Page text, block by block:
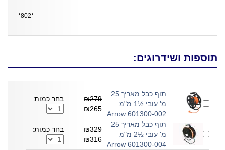
*802*
תוספות ושידרוגים:
תוף כבל מאריך 25
מ' עובי ½1 מ"מ
601300-002 Arrow
₪279
בחר כמות:
תוף כבל מאריך 25
מ' עובי ½2 מ"מ
601300-004 Arrow
₪329
בחר כמות: